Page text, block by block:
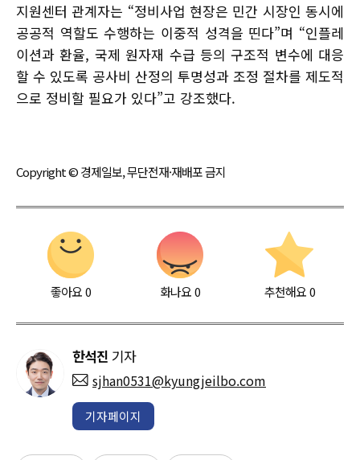
지원센터 관계자는 “정비사업 현장은 민간 시장인 동시에
공공적 역할도 수행하는 이중적 성격을 띤다”며 “인플레
이션과 환율, 국제 원자재 수급 등의 구조적 변수에 대응
할 수 있도록 공사비 산정의 투명성과 조정 절차를 제도적
으로 정비할 필요가 있다”고 강조했다.
Copyright © 경제일보, 무단전재·재배포 금지
좋아요0 화나요0 추천해요 0
한석진 기자
sjhan0531@kyungjeilbo.com
기자페이지